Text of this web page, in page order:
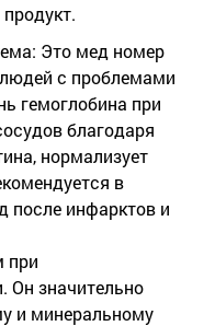
Это мед номер
с проблемами
гемоглобина при
благодаря
нормализует
в
после инфарктов и
при
Он значительно
и минеральному